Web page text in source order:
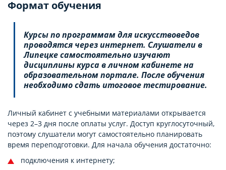
Формат обучения
Курсы по программам для искусствоведов
проводятся через интернет. Слушатели в
Липецке самостоятельно изучают
дисциплины курса в личном кабинете на
образовательном портале. После обучения
необходимо сдать итоговое тестирование.
Личный кабинет с учебными материалами открывается
через 2–3 дня после оплаты услуг. Доступ круглосуточный,
поэтому слушатели могут самостоятельно планировать
время переподготовки. Для начала обучения достаточно:
подключения к интернету;